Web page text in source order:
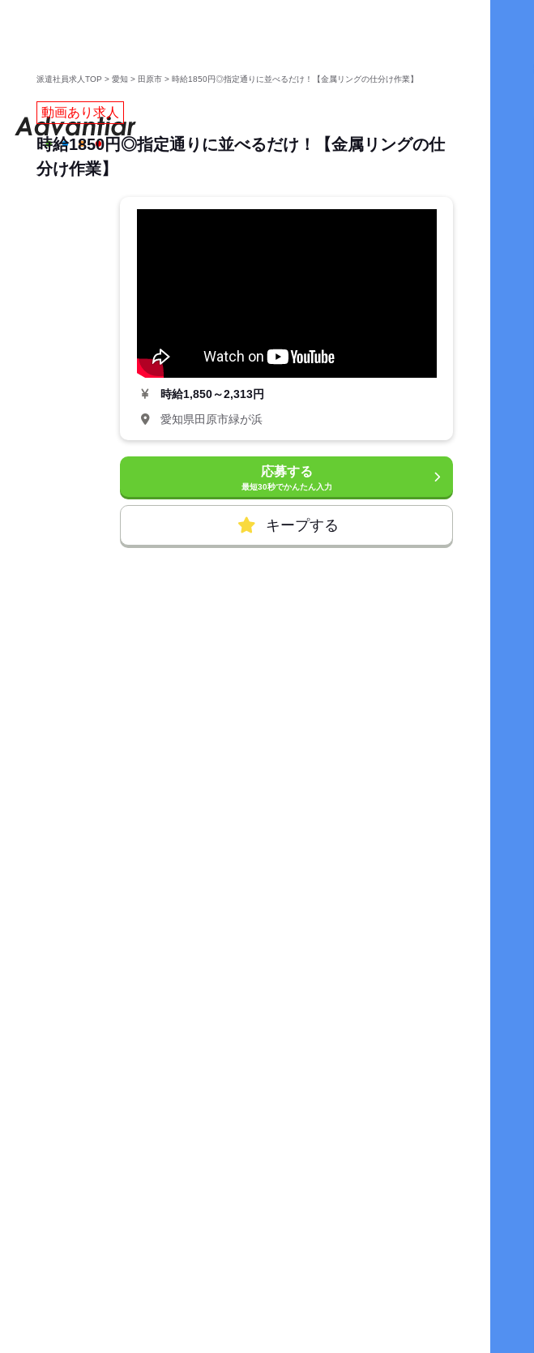
派遣社員求人TOP >愛知 > 田原市 >時給1850円◎指定通りに並べるだけ！【金属リングの仕分け作業】
動画あり求人
時給1850円◎指定通りに並べるだけ！【金属リングの仕
分け作業】
時給1,850～2,313円
愛知県田原市緑が浜
応募する
最短30秒でかんたん入力
キープする